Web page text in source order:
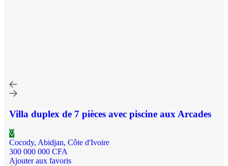
Villa duplex de 7 pièces avec piscine aux Arcades
Cocody, Abidjan, Côte d'Ivoire
300 000 000 CFA
Ajouter aux favoris